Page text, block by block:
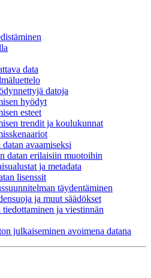
data
datoja
hyödyt
esteet
trendit ja koulukunnat
avaamiseksi
datan erilaisiin muotoihin
ja metadata
lisenssit
täydentäminen
ja muut säädökset
ja viestinnän
julkaiseminen avoimena datana